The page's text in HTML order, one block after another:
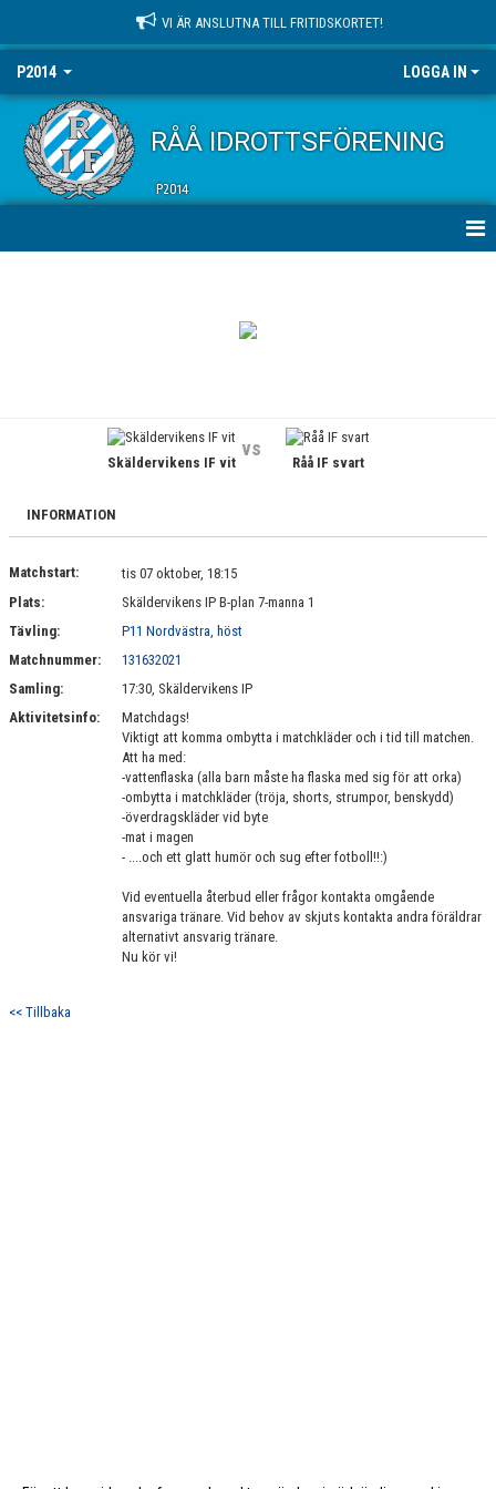
VI ÄR ANSLUTNA TILL FRITIDSKORTET!
P2014 LOGGA IN
RÅÅ IDROTTSFÖRENING
P2014
BILDGALLERI
KONTAKT
Skäldervikens IF vit
vs
Råå IF svart
INFORMATION
Matchstart:
tis 07 oktober, 18:15
Plats:
Skäldervikens IP B-plan 7-manna 1
Tävling:
P11 Nordvästra, höst
Matchnummer:
131632021
Samling:
17:30, Skäldervikens IP
Aktivitetsinfo:
Matchdags!
Viktigt att komma ombytta i matchkläder och i tid till matchen.
Att ha med:
-vattenflaska (alla barn måste ha flaska med sig för att orka)
-ombytta i matchkläder (tröja, shorts, strumpor, benskydd)
-överdragskläder vid byte
-mat i magen
- ....och ett glatt humör och sug efter fotboll!!:)
Vid eventuella återbud eller frågor kontakta omgående
ansvariga tränare. Vid behov av skjuts kontakta andra föräldrar
alternativt ansvarig tränare.
Nu kör vi!
<< Tillbaka